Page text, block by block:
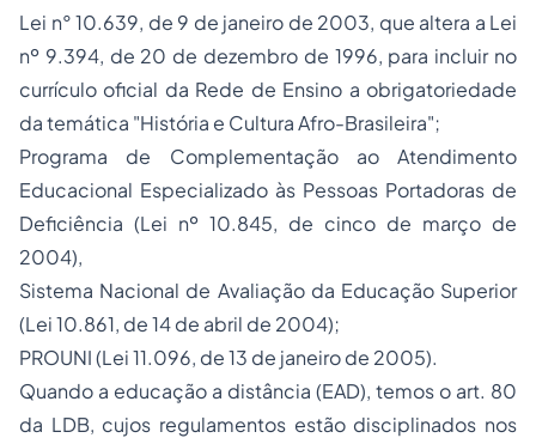
Lei n° 10.639, de 9 de janeiro de 2003, que altera a Lei
nº 9.394, de 20 de dezembro de 1996, para incluir no
currículo oficial da Rede de Ensino a obrigatoriedade
da temática "História e Cultura Afro-Brasileira";
Programa de Complementação ao Atendimento
Educacional Especializado às Pessoas Portadoras de
Deficiência (Lei nº 10.845, de cinco de março de
2004),
Sistema Nacional de Avaliação da Educação Superior
(Lei 10.861, de 14 de abril de 2004);
PROUNI (Lei 11.096, de 13 de janeiro de 2005).
Quando a educação a distância (EAD), temos o art. 80
da LDB, cujos regulamentos estão disciplinados nos